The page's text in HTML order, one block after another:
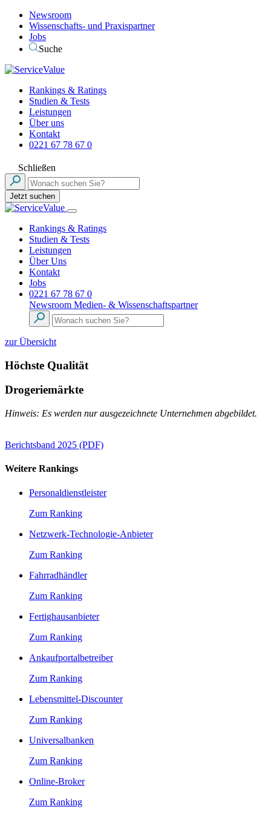
Newsroom
Wissenschafts- und Praxispartner
Jobs
Suche
Rankings & Ratings
Studien & Tests
Leistungen
Über uns
Kontakt
0221 67 78 67 0
Schließen
Jetzt suchen
Rankings & Ratings
Studien & Tests
Leistungen
Über Uns
Kontakt
Jobs
0221 67 78 67 0
Newsroom Medien- & Wissenschaftspartner
zur Übersicht
Höchste Qualität
Drogeriemärkte
Hinweis: Es werden nur ausgezeichnete Unternehmen abgebildet.
Berichtsband 2025 (PDF)
Weitere Rankings
Personaldienstleister
Zum Ranking
Netzwerk-Technologie-Anbieter
Zum Ranking
Fahrradhändler
Zum Ranking
Fertighausanbieter
Zum Ranking
Ankaufportalbetreiber
Zum Ranking
Lebensmittel-Discounter
Zum Ranking
Universalbanken
Zum Ranking
Online-Broker
Zum Ranking